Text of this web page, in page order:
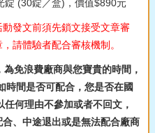
錠 (30錠／盒)，價值$890元
發文前須先鎖文接受文章審
請體驗者配合審核機制。
免浪費廠商與您寶貴的時間，
時間是否可配合，您是否在國
何理由不參加或者不回文，
、中途退出或是無法配合廠商